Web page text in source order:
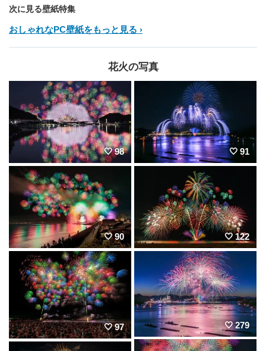
次に見る壁紙特集
おしゃれなPC壁紙をもっと見る
花火の写真
98 91
90 122
97 279